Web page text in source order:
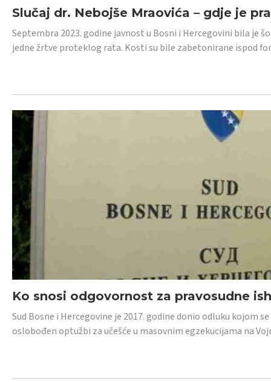
Slučaj dr. Nebojše Mraovića – gdje je
Septembra 2023. godine javnost u Bosni i Hercegovini bila je
jedne žrtve proteklog rata. Kosti su bile zabetonirane ispod
Ko snosi odgovornost za pravosudne
Sud Bosne i Hercegovine je 2017. godine donio odluku kojom
oslobođen optužbi za učešće u masovnim egzekucijama na